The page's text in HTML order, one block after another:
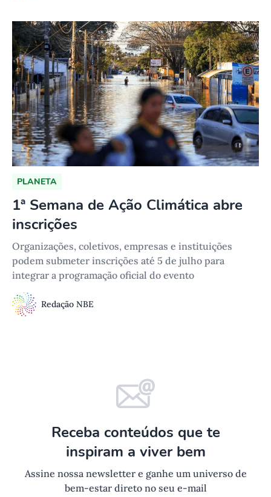
PLANETA
1ª Semana de Ação Climática abre
inscrições
Organizações, coletivos, empresas e instituições
podem submeter inscrições até 5 de julho para
integrar a programação oficial do evento
Redação NBE
Receba conteúdos que te
inspiram a viver bem
Assine nossa newsletter e ganhe um universo de
bem-estar direto no seu e-mail